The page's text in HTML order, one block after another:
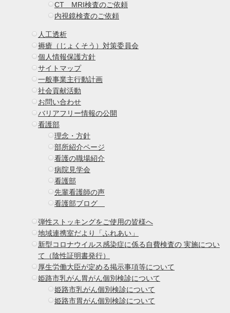
CT MRI検査のご依頼
内視鏡検査のご依頼
人工透析
褥瘡（じょくそう）対策委員会
個人情報保護方針
サイトマップ
一般事業主行動計画
社会貢献活動
お問い合わせ
バリアフリー情報の公開
看護部
理念・方針
部所紹介ページ
看護の職場紹介
病院見学会
看護部
先輩看護師の声
看護部ブログ
弾性ストッキングをご使用の皆様へ
地域連携室だより「ふれあい」
新型コロナウイルス感染症に係る自費検査の 実施につい
て（陰性証明書発行）
厚生労働大臣が定める掲示事項等について
姫路市乳がん胃がん個別検診について
姫路市乳がん個別検診について
姫路市胃がん個別検診について